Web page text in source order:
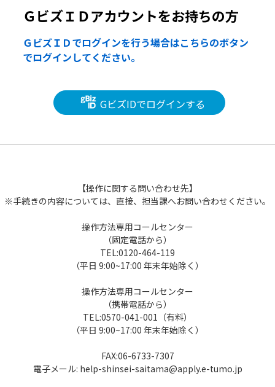
ＧビズＩＤアカウントをお持ちの方
ＧビズＩＤでログインを行う場合はこちらのボタン
でログインしてください。
GビズIDでログインする
【操作に関する問い合わせ先】
※手続きの内容については、直接、担当課へお問い合わせください。
操作方法専用コールセンター
（固定電話から）
TEL:0120-464-119
（平日 9:00~17:00 年末年始除く）
操作方法専用コールセンター
（携帯電話から）
TEL:0570-041-001（有料）
（平日 9:00~17:00 年末年始除く）
FAX:06-6733-7307
電子メール: help-shinsei-saitama@apply.e-tumo.jp